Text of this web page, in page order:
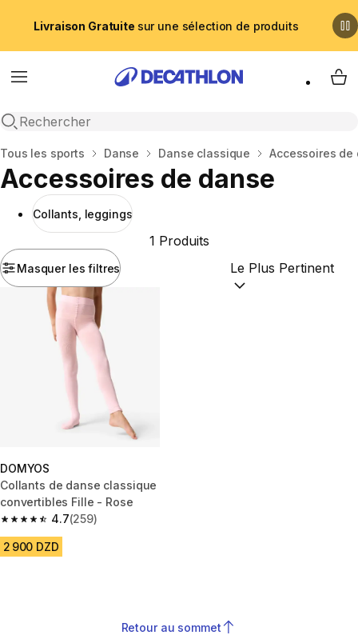
Livraison Gratuite sur une sélection de produits
Menu
Recherche ouverte
My
Accueil
Tous les sports Danse Danse classique Accessoires de
Accessoires de danse
Collants, leggings
Masquer les filtres
1 Produits
Trier par :(optional)
DOMYOS
Collants de danse classique
convertibles Fille - Rose
4.7
4.7 out of 5 stars from 259 reviews
(259)
2 900 DZD
Retour au sommet